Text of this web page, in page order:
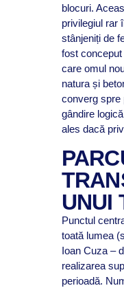
blocuri.
privilegiul rar
stânjeniți de
fost conceput
care omul
natura și
converg spre
gândire
ales dacă
UNUI
Punctul
toată lumea
Ioan Cuza –
realizarea
perioadă.